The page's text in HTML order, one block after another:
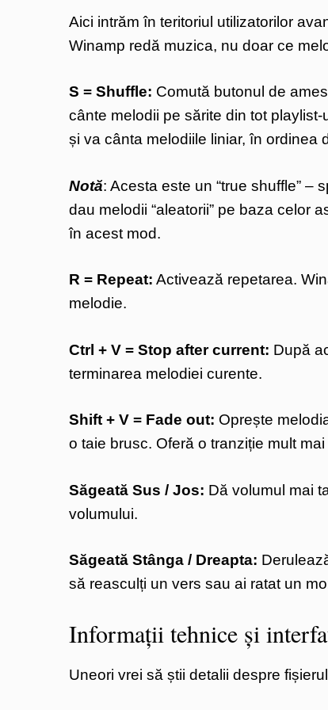
Aici intrăm în teritoriul utilizatorilor
Winamp redă muzica, nu doar ce
S = Shuffle: Comută butonul de
cânte melodii pe sărite din tot
și va cânta melodiile liniar, în ordinea
Notă: Acesta este un “true shuffle” –
dau melodii “aleatorii” pe baza celor
în acest mod.
R = Repeat: Activează repetarea.
melodie.
Ctrl + V = Stop after current: După
terminarea melodiei curente.
Shift + V = Fade out: Oprește
o taie brusc. Oferă o tranziție mult
Săgeată Sus / Jos: Dă volumul mai
volumului.
Săgeată Stânga / Dreapta:
să reasculți un vers sau ai ratat un
Informații tehnice și
Uneori vrei să știi detalii despre